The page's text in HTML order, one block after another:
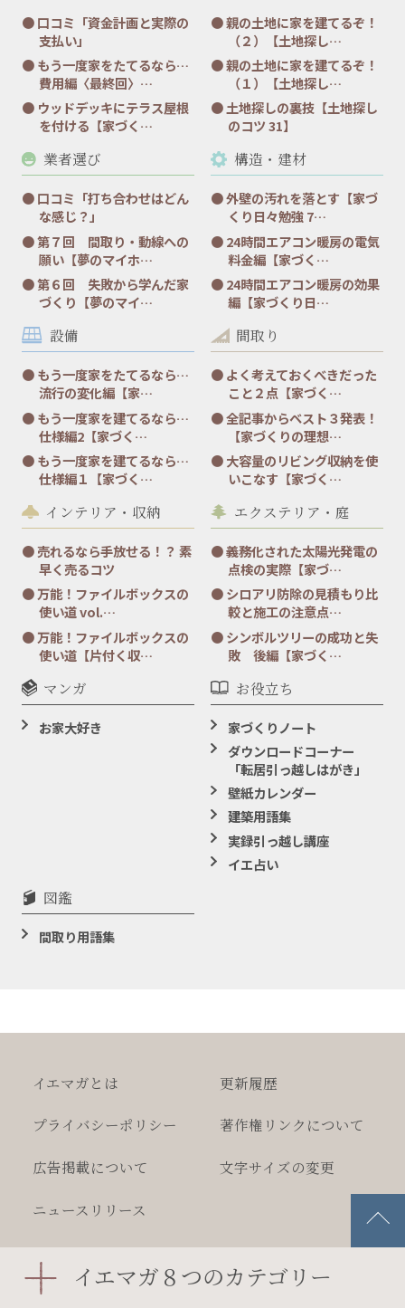
口コミ「資金計画と実際の
支払い」
もう一度家をたてるなら…
費用編〈最終回〉…
ウッドデッキにテラス屋根
を付ける【家づく…
親の土地に家を建てるぞ！
（２）【土地探し…
親の土地に家を建てるぞ！
（１）【土地探し…
土地探しの裏技【土地探し
のコツ 31】
業者選び
口コミ「打ち合わせはどん
な感じ？」
第７回 間取り・動線への
願い【夢のマイホ…
第６回 失敗から学んだ家
づくり【夢のマイ…
構造・建材
外壁の汚れを落とす【家づ
くり日々勉強 7…
24時間エアコン暖房の電気
料金編【家づく…
24時間エアコン暖房の効果
編【家づくり日…
設備
もう一度家をたてるなら…
流行の変化編【家…
もう一度家を建てるなら…
仕様編2【家づく…
もう一度家を建てるなら…
仕様編１【家づく…
間取り
よく考えておくべきだった
こと２点【家づく…
全記事からベスト３発表！
【家づくりの理想…
大容量のリビング収納を使
いこなす【家づく…
インテリア・収納
売れるなら手放せる！？ 素
早く売るコツ
万能！ファイルボックスの
使い道 vol.…
万能！ファイルボックスの
使い道【片付く収…
エクステリア・庭
義務化された太陽光発電の
点検の実際【家づ…
シロアリ防除の見積もり比
較と施工の注意点…
シンボルツリーの成功と失
敗 後編【家づく…
マンガ
お家大好き
お役立ち
家づくりノート
ダウンロードコーナー
「転居引っ越しはがき」
壁紙カレンダー
建築用語集
実録引っ越し講座
イエ占い
図鑑
間取り用語集
イエマガとは 更新履歴
プライバシーポリシー 著作権 リンクについて
広告掲載について 文字サイズの変更
ニュースリリース
2026 MEGASOFT Inc.
イエマガ８つのカテゴリー